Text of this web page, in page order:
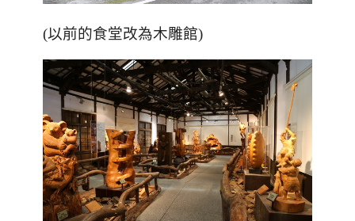
(以前的食堂改為木雕館)